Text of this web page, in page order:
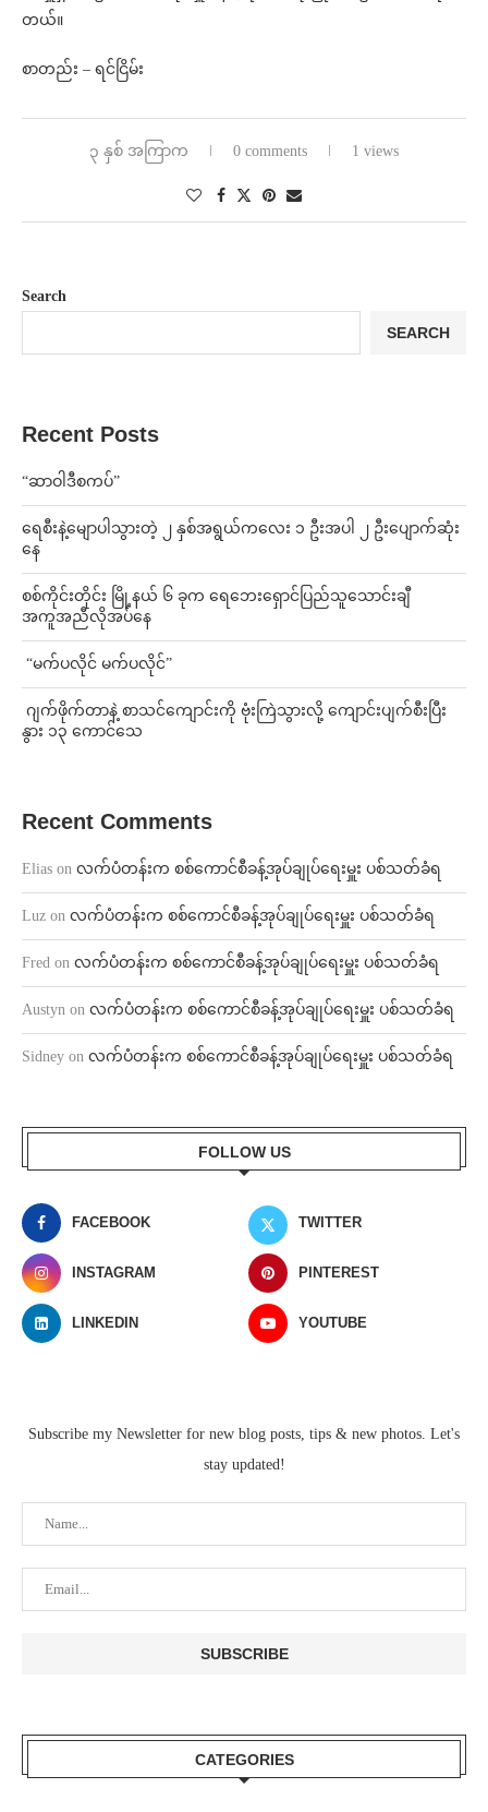
တယ်။
စာတည်း – ရင်ငြိမ်း
၃ နှစ် အကြာက 0 comments 1 views
Search
SEARCH
Recent Posts
“ဆာဝါဒီစကပ်”
ရေစီးနဲ့မျောပါသွားတဲ့ ၂ နှစ်အရွယ်ကလေး ၁ ဦးအပါ ၂ ဦးပျောက်ဆုံး
နေ
စစ်ကိုင်းတိုင်း မြို့နယ် ၆ ခုက ရေဘေးရှောင်ပြည်သူသောင်းချီ
အကူအညီလိုအပ်နေ
⁨ ⁨“မက်ပလိုင် မက်ပလိုင်”
⁨⁩ ⁨ဂျက်ဖိုက်တာနဲ့ စာသင်ကျောင်းကို ဗုံးကြဲသွားလို့ ကျောင်းပျက်စီးပြီး
နွား ၁၃ ကောင်သေ
Recent Comments
Elias on လက်ပံတန်းက စစ်ကောင်စီခန့်အုပ်ချုပ်ရေးမှူး ပစ်သတ်ခံရ
Luz on လက်ပံတန်းက စစ်ကောင်စီခန့်အုပ်ချုပ်ရေးမှူး ပစ်သတ်ခံရ
Fred on လက်ပံတန်းက စစ်ကောင်စီခန့်အုပ်ချုပ်ရေးမှူး ပစ်သတ်ခံရ
Austyn on လက်ပံတန်းက စစ်ကောင်စီခန့်အုပ်ချုပ်ရေးမှူး ပစ်သတ်ခံရ
Sidney on လက်ပံတန်းက စစ်ကောင်စီခန့်အုပ်ချုပ်ရေးမှူး ပစ်သတ်ခံရ
FOLLOW US
FACEBOOK TWITTER
INSTAGRAM PINTEREST
LINKEDIN YOUTUBE
Subscribe my Newsletter for new blog posts, tips & new photos. Let's
stay updated!
CATEGORIES